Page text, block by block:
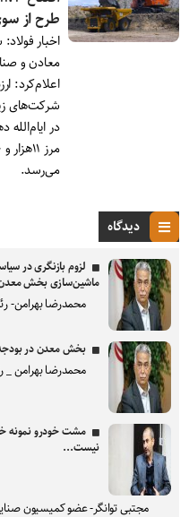
طرح از
اخبار
معادن و
اعلام‌کرد:
شرکت‌های
در
می‌رسد.
دیدگاه
لزوم بازنگری در
ماشین‌سازی بخش
محمدرضا بهرامن-
بخش معدن در بودجه
محمدرضا بهرامن _
مشت خودرو نمونه
نیست...
مجتبی توانگر- عضو کمیسیون